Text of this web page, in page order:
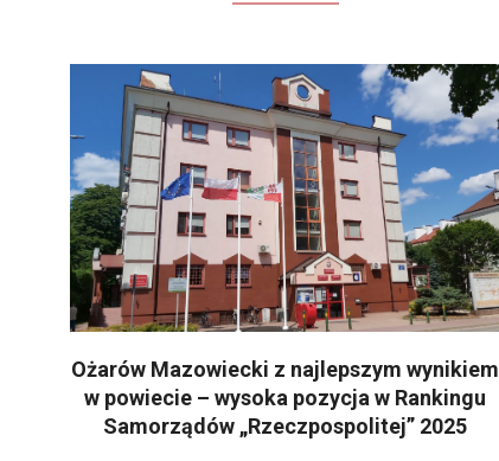
Ożarów Mazowiecki z najlepszym wynikiem
w powiecie – wysoka pozycja w Rankingu
Samorządów „Rzeczpospolitej” 2025